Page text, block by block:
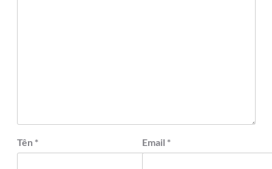
Tên * Email *